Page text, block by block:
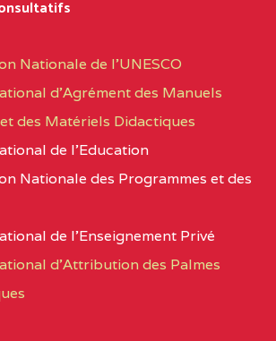
PROFESSIONNEL
(CEGEP) STE FOI BP
:4740 YAOUNDE
COLLEGE PANAFRICAIN
DE L'EXCELLENCE BP
COLLEGE PRIVE
Nationale de l’UNESCO
d’Agrément des Manuels
des Matériels Didactiques
de l’Education
Nationale des Programmes et des
de l’Enseignement Privé
d'Attribution des Palmes